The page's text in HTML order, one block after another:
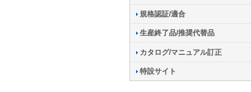
規格認証/適合
生産終了品/推奨代替品
カタログ/マニュアル訂正
特設サイト